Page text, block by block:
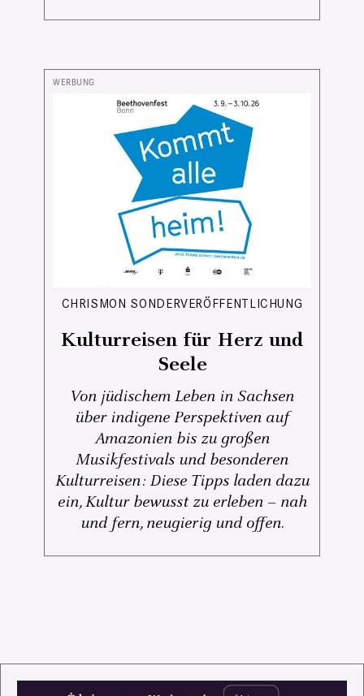
CHRISMON SONDERVERÖFFENTLICHUNG
Kulturreisen für Herz und
Seele
Von jüdischem Leben in Sachsen
über indigene Perspektiven auf
Amazonien bis zu großen
Musikfestivals und besonderen
Kulturreisen: Diese Tipps laden dazu
ein, Kultur bewusst zu erleben – nah
und fern, neugierig und offen.